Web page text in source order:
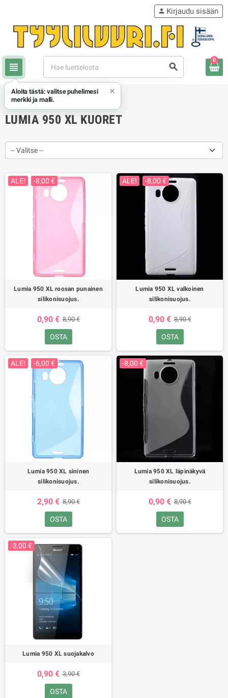
view_headline search
person Kirjaudu sisään
0
chevron_rightMicrosoft chevron_right Lumia 950 XL kuoret
LUMIA 950 XL KUORET
-- Valitse --
ALE! -8,00 €
Lumia 950 XL roosan punainen
silikonisuojus.
0,90 € 8,90 €
OSTA
ALE! -8,00 €
Lumia 950 XL valkoinen
silikonisuojus.
0,90 € 8,90 €
OSTA
ALE! -6,00 €
Lumia 950 XL sininen
silikonisuojus.
2,90 € 8,90 €
OSTA
-8,00 €
Lumia 950 XL läpinäkyvä
silikonisuojus.
0,90 € 8,90 €
OSTA
-3,00 €
Lumia 950 XL suojakalvo
0,90 € 3,90 €
OSTA
Aloita tästä: valitse puhelimesi
merkki ja malli.
×